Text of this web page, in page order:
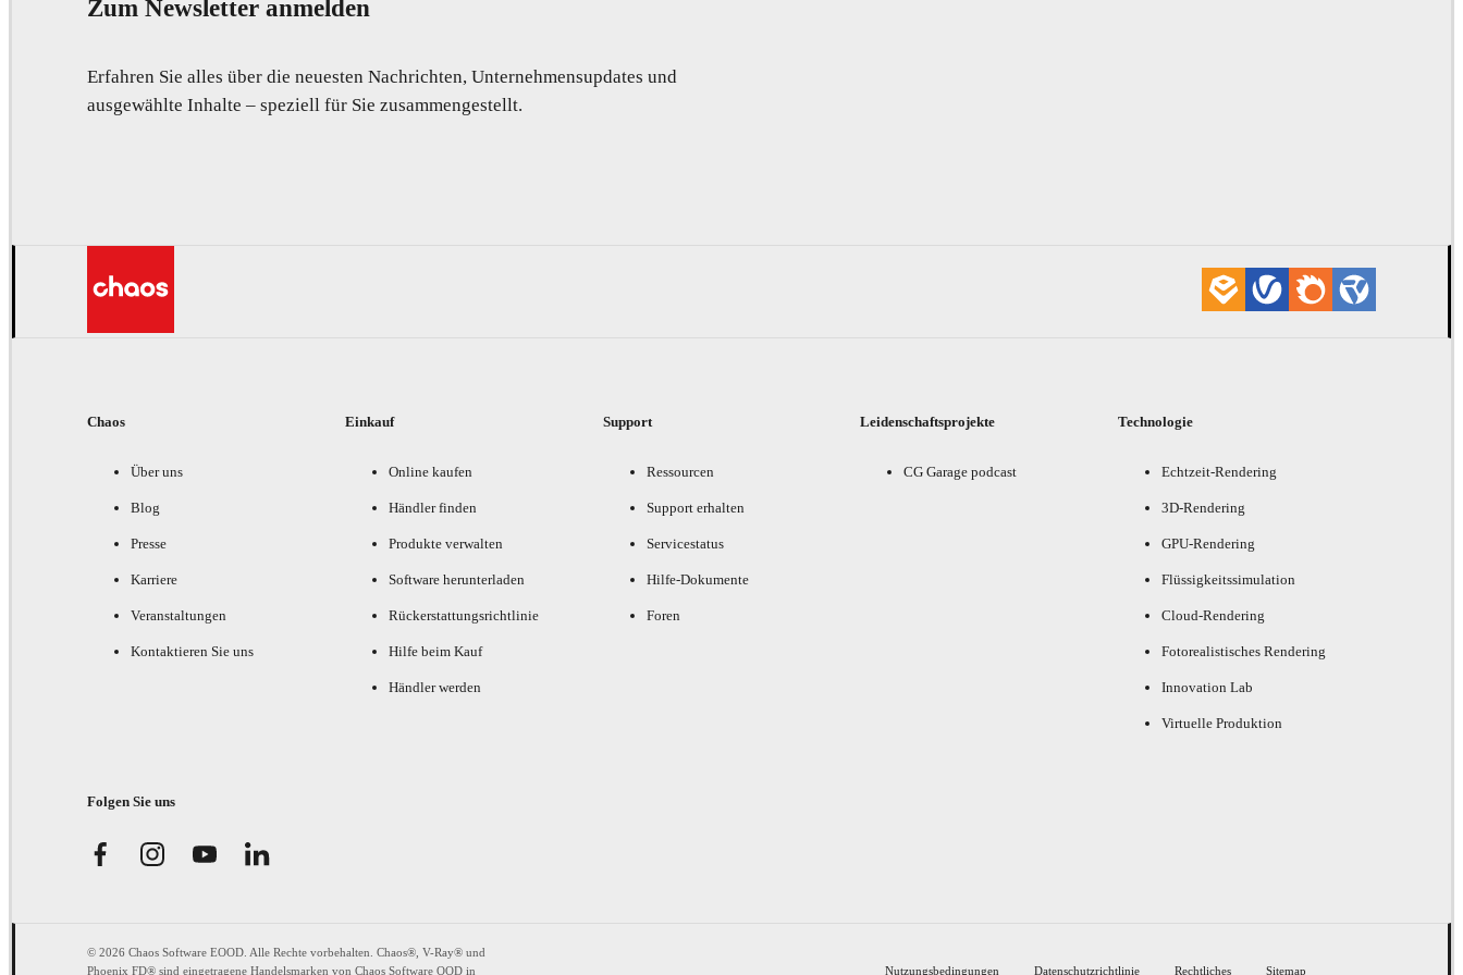
Zum Newsletter anmelden
Erfahren Sie alles über die neuesten Nachrichten, Unternehmensupdates und
ausgewählte Inhalte – speziell für Sie zusammengestellt.
Chaos
Über uns
Blog
Presse
Karriere
Veranstaltungen
Kontaktieren Sie uns
Einkauf
Online kaufen
Händler finden
Produkte verwalten
Software herunterladen
Rückerstattungsrichtlinie
Hilfe beim Kauf
Händler werden
Support
Ressourcen
Support erhalten
Servicestatus
Hilfe-Dokumente
Foren
Leidenschaftsprojekte
CG Garage podcast
Technologie
Echtzeit-Rendering
3D-Rendering
GPU-Rendering
Flüssigkeitssimulation
Cloud-Rendering
Fotorealistisches Rendering
Innovation Lab
Virtuelle Produktion
Folgen Sie uns
© 2026 Chaos Software EOOD. Alle Rechte vorbehalten. Chaos®, V-Ray® und
Phoenix FD® sind eingetragene Handelsmarken von Chaos Software OOD in
Nutzungsbedingungen Datenschutzrichtlinie Rechtliches Sitemap